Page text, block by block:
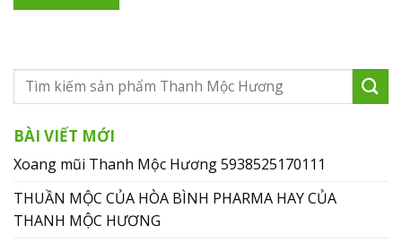
BÀI VIẾT MỚI
Xoang mũi Thanh Mộc Hương 5938525170111
THUẦN MỘC CỦA HÒA BÌNH PHARMA HAY CỦA
THANH MỘC HƯƠNG